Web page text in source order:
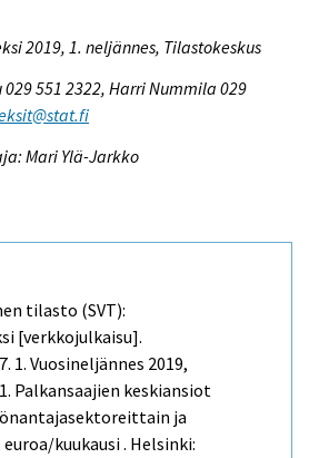
2019, 1. neljännes, Tilastokeskus
551 2322, Harri Nummila 029
Mari Ylä-Jarkko
tilasto (SVT):
[verkkojulkaisu].
1. Vuosineljännes 2019,
Palkansaajien keskiansiot
ja
kuukausi . Helsinki: